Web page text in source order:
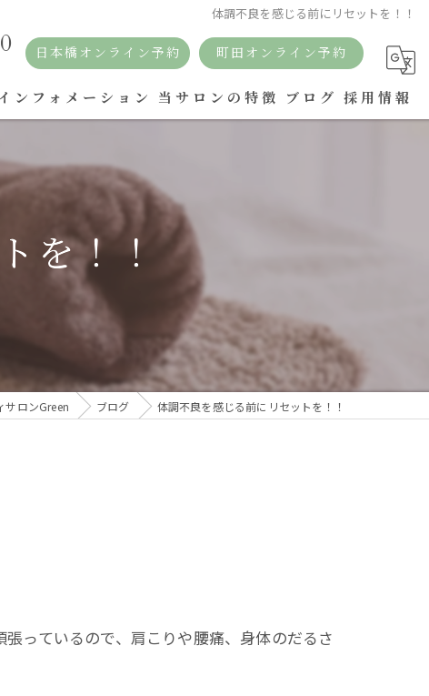
体調不良を感じる前にリセットを！！
日本橋オンライン予約 町田オンライン予約
ンフォメーション 当サロンの特徴
痩身
リンパ
アロマ
ボディケア
ドライヘッドスパ
ブログ 採用情報
を！！
サロンGreen ブログ 体調不良を感じる前にリセットを！！
っているので、肩こりや腰痛、身体のだるさ